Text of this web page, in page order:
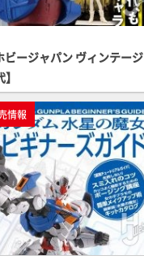
ビージャパン ヴィンテージ
情報